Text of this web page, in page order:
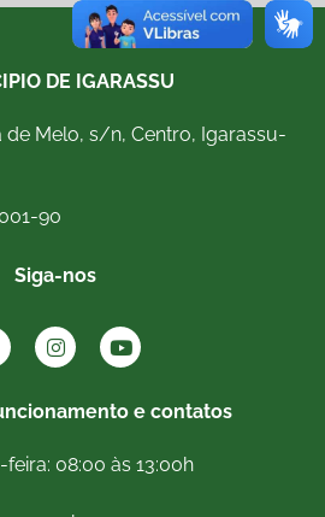
DE IGARASSU
de Melo, s/n, Centro, Igarassu-
90
Siga-nos
e contatos
08:00 às 13:00h